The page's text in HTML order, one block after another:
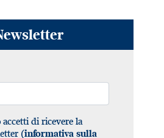
accetti di ricevere la
(informativa sulla